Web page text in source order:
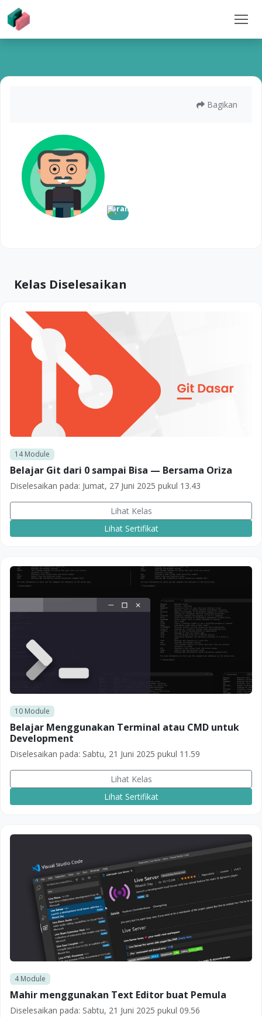
Bagikan
Kelas Diselesaikan
14Module
Belajar Git dari 0 sampai Bisa — Bersama Oriza
Diselesaikan pada: Jumat, 27 Juni 2025 pukul 13.43
Lihat Kelas
Lihat Sertifikat
10Module
Belajar Menggunakan Terminal atau CMD untuk
Development
Diselesaikan pada: Sabtu, 21 Juni 2025 pukul 11.59
Lihat Kelas
Lihat Sertifikat
4Module
Mahir menggunakan Text Editor buat Pemula
Diselesaikan pada: Sabtu, 21 Juni 2025 pukul 09.56